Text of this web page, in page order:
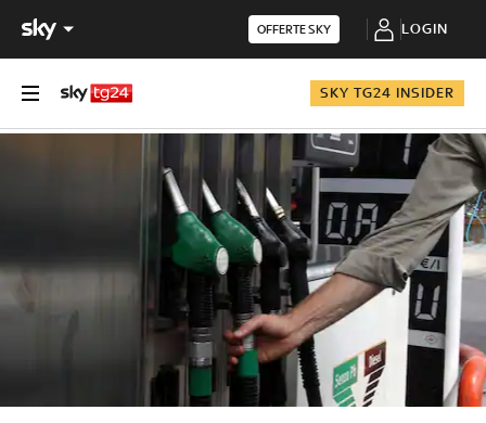
OFFERTE SKY LOGIN
SKY TG24 INSIDER